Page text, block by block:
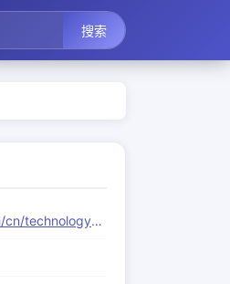
搜索
https://www.sensetime.com/cn/technology-detail